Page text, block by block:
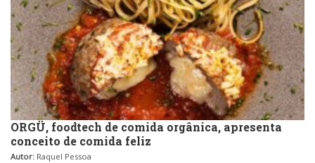
ORGÜ, foodtech de comida orgânica, apresenta
conceito de comida feliz
Autor: Raquel Pessoa